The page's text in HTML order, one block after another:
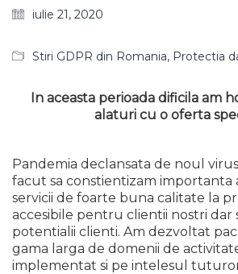
iulie 21, 2020
Stiri GDPR din Romania, Protectia
In aceasta perioada dificila am
alaturi cu o oferta
Pandemia declansata de noul virus
facut sa constientizam importanta
servicii de foarte buna calitate la
accesibile pentru clientii nostri dar
potentialii clienti. Am dezvoltat
gama larga de domenii de
implementat si pe intelesul